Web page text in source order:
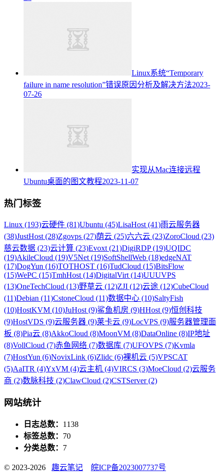
Linux系统“Temporary
failure in name resolution”错误原因分析及解决方法2023-
07-26
实现从Mac连接远程
Ubuntu桌面的图文教程2023-11-07
热门标签
Linux (193)云硬件 (81)Ubuntu (45)LisaHost (41)雨云服务器
(38)JustHost (28)Zgovps (27)荫云 (25)六六云 (23)ZoroCloud (23)
慈云数据 (23)云计算 (23)Evoxt (21)DigiRDP (19)UQIDC
(19)AkileCloud (19)V5Net (19)SoftShellWeb (18)edgeNAT
(17)DogYun (16)TOTHOST (16)TudCloud (15)BitsFlow
(15)WePC (15)TmhHost (14)DigitalVirt (14)UUUVPS
(13)OneTechCloud (13)野草云 (12)ZJI (12)云途 (12)CubeCloud
(11)Debian (11)CstoneCloud (11)数据中心 (10)SaltyFish
(10)HostKVM (10)JuHost (9)鲨鱼机房 (9)HHost (9)恒创科技
(9)HostVDS (9)云服务器 (9)莱卡云 (9)LocVPS (9)服务器管理面
板 (8)Pia云 (8)AkkoCloud (8)MoonVM (8)DataOnline (8)IP地址
(8)VollCloud (7)赤鱼网络 (7)数据库 (7)UFOVPS (7)Kvmla
(7)HostYun (6)NovixLink (6)Zlidc (6)裸机云 (5)VPSCAT
(5)AaITR (4)YxVM (4)云主机 (4)VIRCS (3)MoeCloud (2)云服务
商 (2)数脉科技 (2)ClawCloud (2)CSTServer (2)
网站统计
日志总数： 1138
标签总数： 70
分类总数： 7
© 2023-2026 趣云笔记 皖ICP备2023007737号